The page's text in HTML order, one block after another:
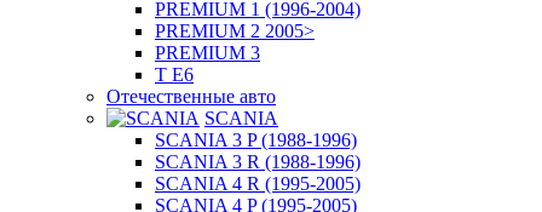
PREMIUM 1 (1996-2004)
PREMIUM 2 2005>
PREMIUM 3
T E6
Отечественные авто
SCANIA
SCANIA 3 P (1988-1996)
SCANIA 3 R (1988-1996)
SCANIA 4 R (1995-2005)
SCANIA 4 P (1995-2005)